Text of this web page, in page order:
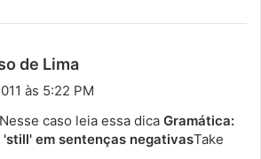
de Lima
i
s
às 5:22 PM
caso leia essa dica Gramática:
'still' em sentenças negativasTake